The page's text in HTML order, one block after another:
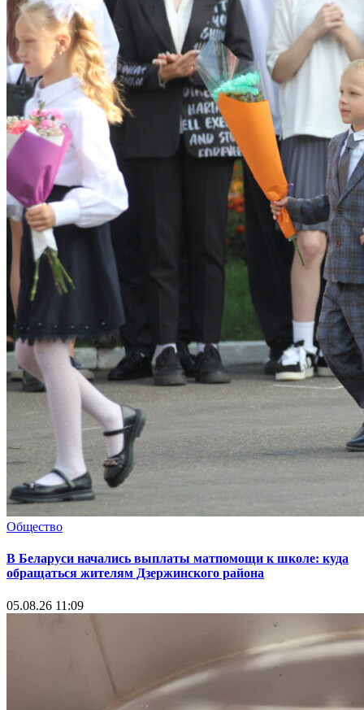
Общество
В Беларуси начались выплаты матпомощи к школе: куда
обращаться жителям Дзержинского района
05.08.26 11:09